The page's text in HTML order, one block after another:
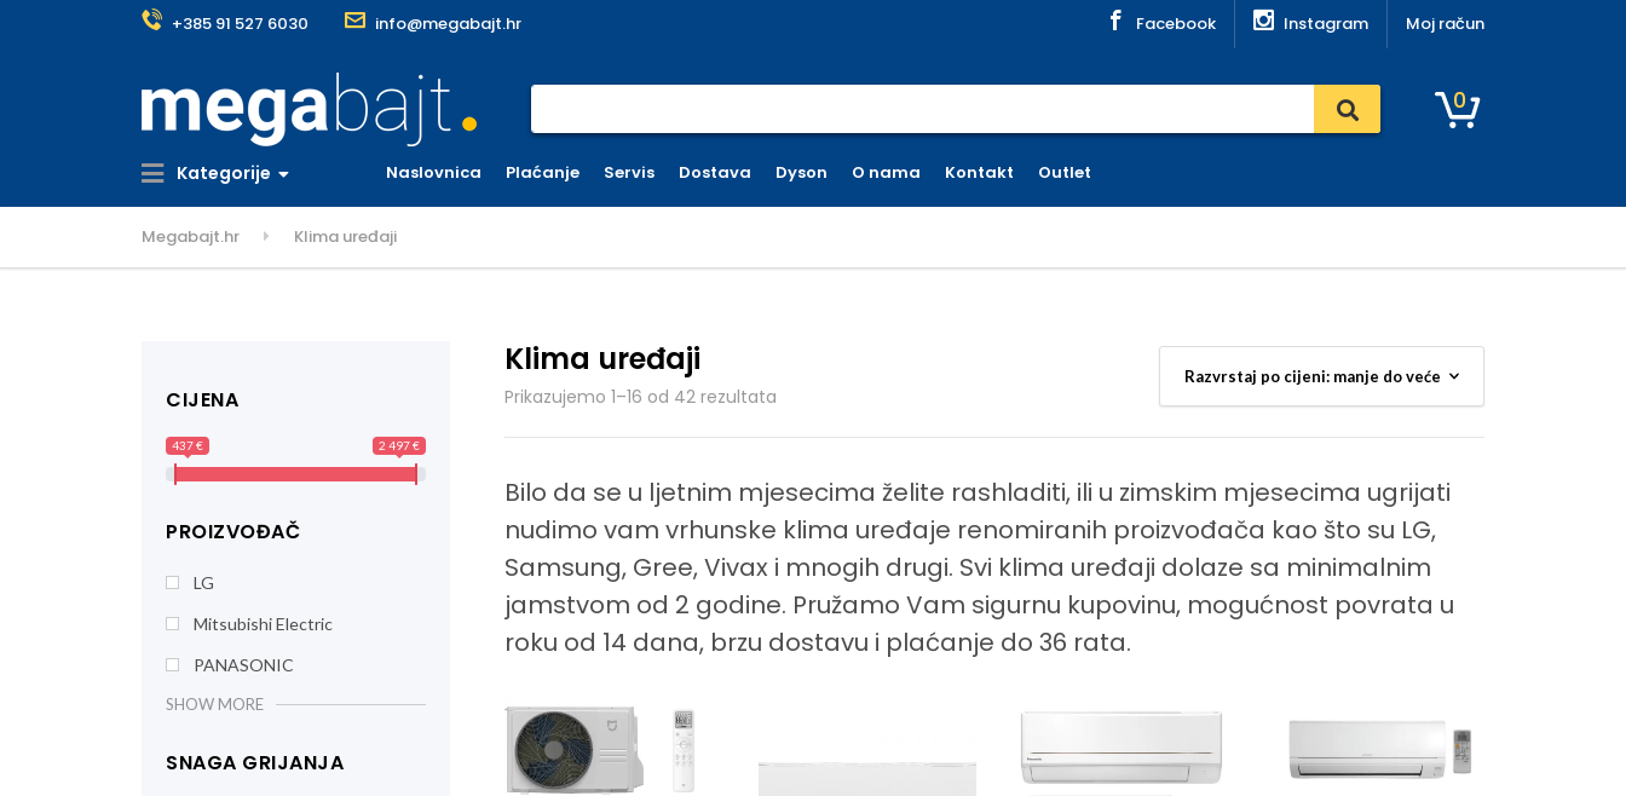
+385 91 527 6030 info@megabajt.hr Facebook Instagram Moj račun
0
Kategorije Naslovnica Plaćanje Servis Dostava Dyson O nama Kontakt Outlet
Megabajt.hr Klima uređaji
Klima uređaji
Prikazujemo 1–16 od 42 rezultata
Bilo da se u ljetnim mjesecima želite rashladiti, ili u zimskim mjesecima ugrijati
nudimo vam vrhunske klima uređaje renomiranih proizvođača kao što su LG,
Samsung, Gree, Vivax i mnogih drugi. Svi klima uređaji dolaze sa minimalnim
jamstvom od 2 godine. Pružamo Vam sigurnu kupovinu, mogućnost povrata u
roku od 14 dana, brzu dostavu i plaćanje do 36 rata.
CIJENA
437 € 2 497 €
PROIZVOĐAČ
LG
Mitsubishi Electric
PANASONIC
SHOW MORE
SNAGA GRIJANJA